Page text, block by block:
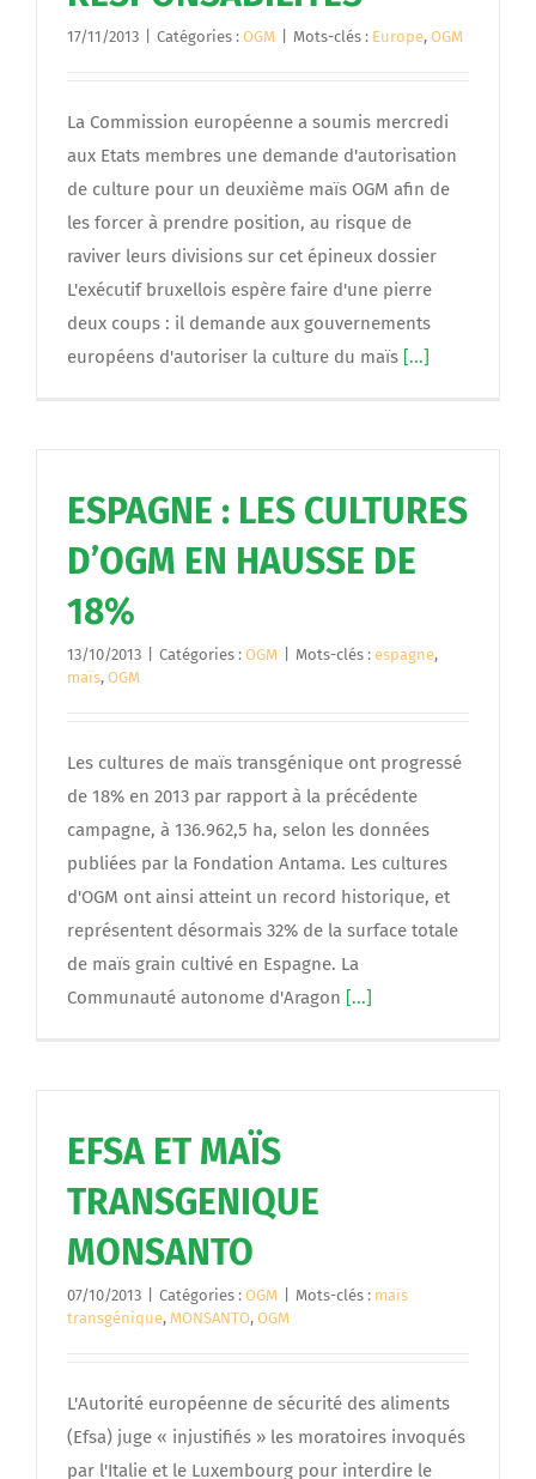
17/11/2013 Catégories : OGM Mots-clés : Europe, OGM
La Commission européenne a soumis mercredi
aux Etats membres une demande d'autorisation
de culture pour un deuxième maïs OGM afin de
les forcer à prendre position, au risque de
raviver leurs divisions sur cet épineux dossier
L'exécutif bruxellois espère faire d'une pierre
deux coups : il demande aux gouvernements
européens d'autoriser la culture du maïs [...]
ESPAGNE : LES CULTURES
D’OGM EN HAUSSE DE
18%
13/10/2013 Catégories : OGM Mots-clés : espagne,
maïs, OGM
Les cultures de maïs transgénique ont progressé
de 18% en 2013 par rapport à la précédente
campagne, à 136.962,5 ha, selon les données
publiées par la Fondation Antama. Les cultures
d'OGM ont ainsi atteint un record historique, et
représentent désormais 32% de la surface totale
de maïs grain cultivé en Espagne. La
Communauté autonome d'Aragon [...]
EFSA ET MAÏS
TRANSGENIQUE
MONSANTO
07/10/2013 Catégories : OGM Mots-clés : maïs
transgénique, MONSANTO, OGM
L'Autorité européenne de sécurité des aliments
(Efsa) juge « injustifiés » les moratoires invoqués
par l'Italie et le Luxembourg pour interdire le